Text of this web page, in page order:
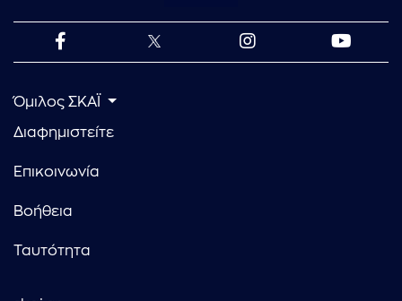
Όμιλος ΣΚΑΪ
Διαφημιστείτε
Επικοινωνία
Βοήθεια
Ταυτότητα